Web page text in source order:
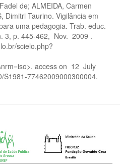
de; ALMEIDA, Carmen
Dimitri Taurino. Vigilância em
uma pedagogia. Trab. educ.
3, p. 445-462, Nov. 2009 .
scielo.php?
access on 12 July
77462009000300004.